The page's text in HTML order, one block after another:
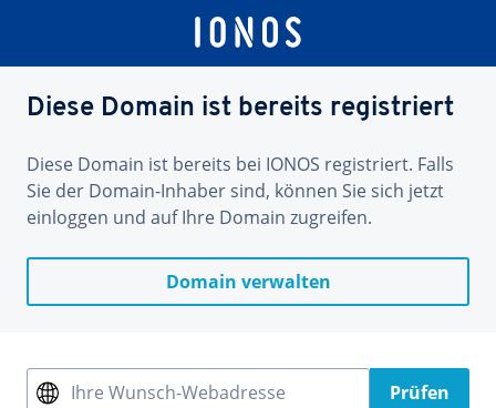
Diese Domain ist bereits registriert
Diese Domain ist bereits bei IONOS registriert. Falls
Sie der Domain-Inhaber sind, können Sie sich jetzt
einloggen und auf Ihre Domain zugreifen.
Domain verwalten
Ihre Wunsch-Webadresse Prüfen